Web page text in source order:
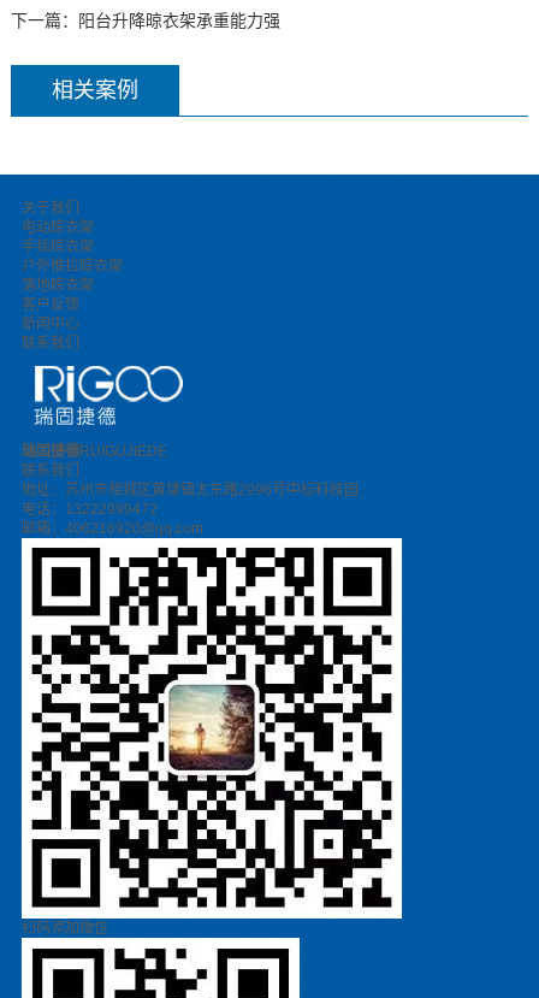
下一篇：
阳台升降晾衣架承重能力强
相关案例
关于我们
电动晾衣架
手摇晾衣架
户外推拉晾衣架
落地晾衣架
客户反馈
新闻中心
联系我们
瑞固捷德RUIGUJIEDE
联系我们
地址：苏州市相城区黄埭镇太东路2996号中标科技园
电话：13222999472
邮箱：406216920@qq.com
扫码添加微信